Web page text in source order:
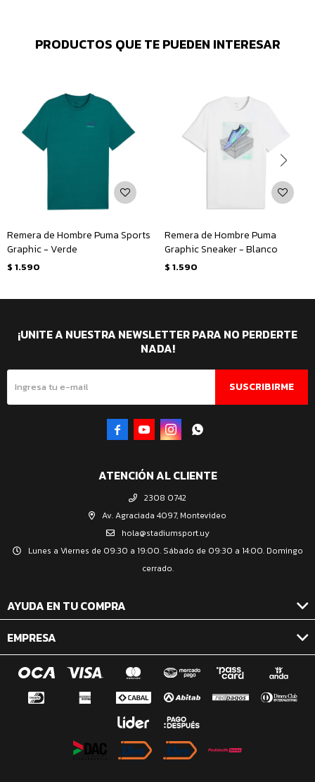
PRODUCTOS QUE TE PUEDEN INTERESAR
Remera de Hombre Puma Sports
Graphic - Verde
$ 1.590
Remera de Hombre Puma
Graphic Sneaker - Blanco
$ 1.590
ATENCIÓN AL CLIENTE
2308 0742
Av. Agraciada 4097, Montevideo
hola@stadiumsport.uy
Lunes a Viernes de 09:30 a 19:00. Sábado de 09:30 a 14:00. Domingo
cerrado.
AYUDA EN TU COMPRA
EMPRESA
¡UNITE A NUESTRA NEWSLETTER PARA NO PERDERTE
NADA!
SUSCRIBIRME
   